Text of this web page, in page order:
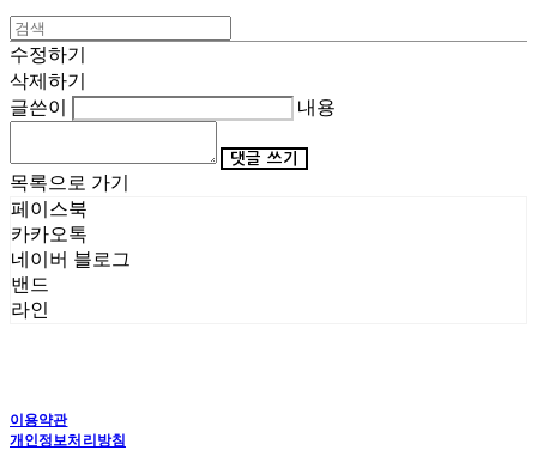
수정하기
삭제하기
글쓴이
내용
댓글 쓰기
목록으로 가기
페이스북
카카오톡
네이버 블로그
밴드
라인
이용약관
개인정보처리방침